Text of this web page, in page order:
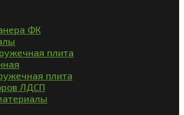
ФК
плита
плита
ЛДСП